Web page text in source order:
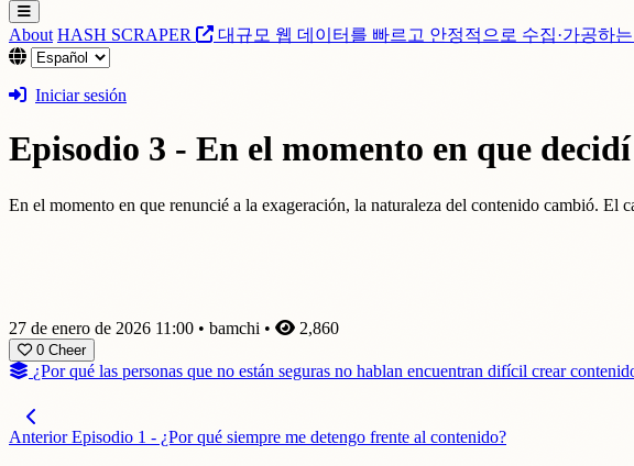
About HASH SCRAPER 대규모 웹 데이터를 빠르고 안정적으로 수집·가공하
Iniciar sesión
Episodio 3 - En el momento en que
En el momento en que renuncié a la exageración, la naturaleza del contenido cambió. El
27 de enero de 2026 11:00 • bamchi • 2,860
0 Cheer
¿Por qué las personas que no están seguras no hablan encuentran difícil crear
Anterior Episodio 1 - ¿Por qué siempre me detengo frente al contenido?